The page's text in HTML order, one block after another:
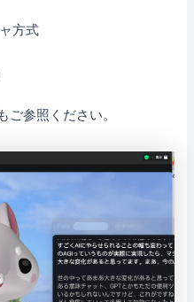
方式
もご参照ください。